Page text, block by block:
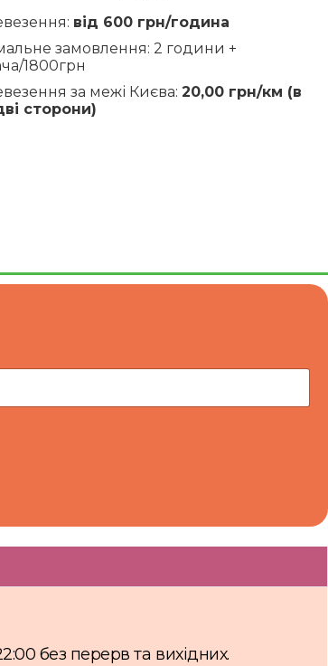
від 600 грн/година
замовлення: 2 години +
1800грн
за межі Києва: 20,00 грн/км (в
сторони)
без перерв та вихідних.